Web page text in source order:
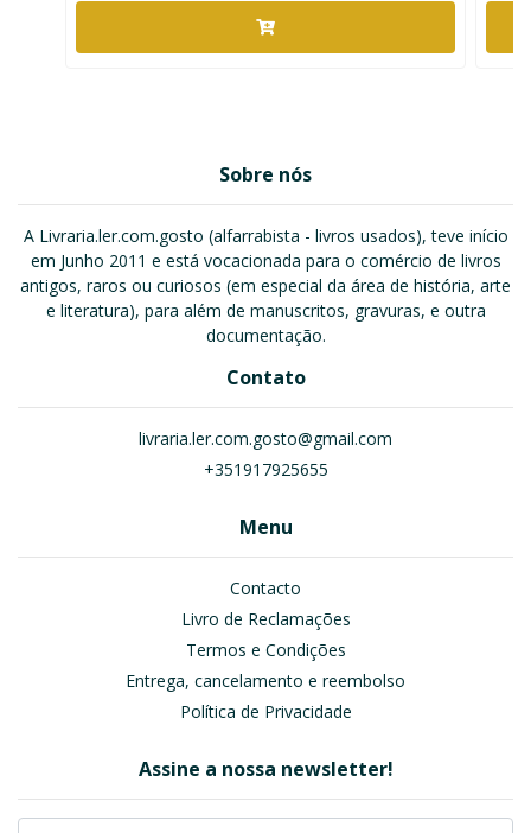
Sobre nós
A Livraria.ler.com.gosto (alfarrabista - livros usados), teve início
em Junho 2011 e está vocacionada para o comércio de livros
antigos, raros ou curiosos (em especial da área de história, arte
e literatura), para além de manuscritos, gravuras, e outra
documentação.
Contato
livraria.ler.com.gosto@gmail.com
+351917925655
Menu
Contacto
Livro de Reclamações
Termos e Condições
Entrega, cancelamento e reembolso
Política de Privacidade
Assine a nossa newsletter!